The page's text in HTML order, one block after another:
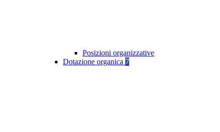
Posizioni organizzative
Dotazione organica 7